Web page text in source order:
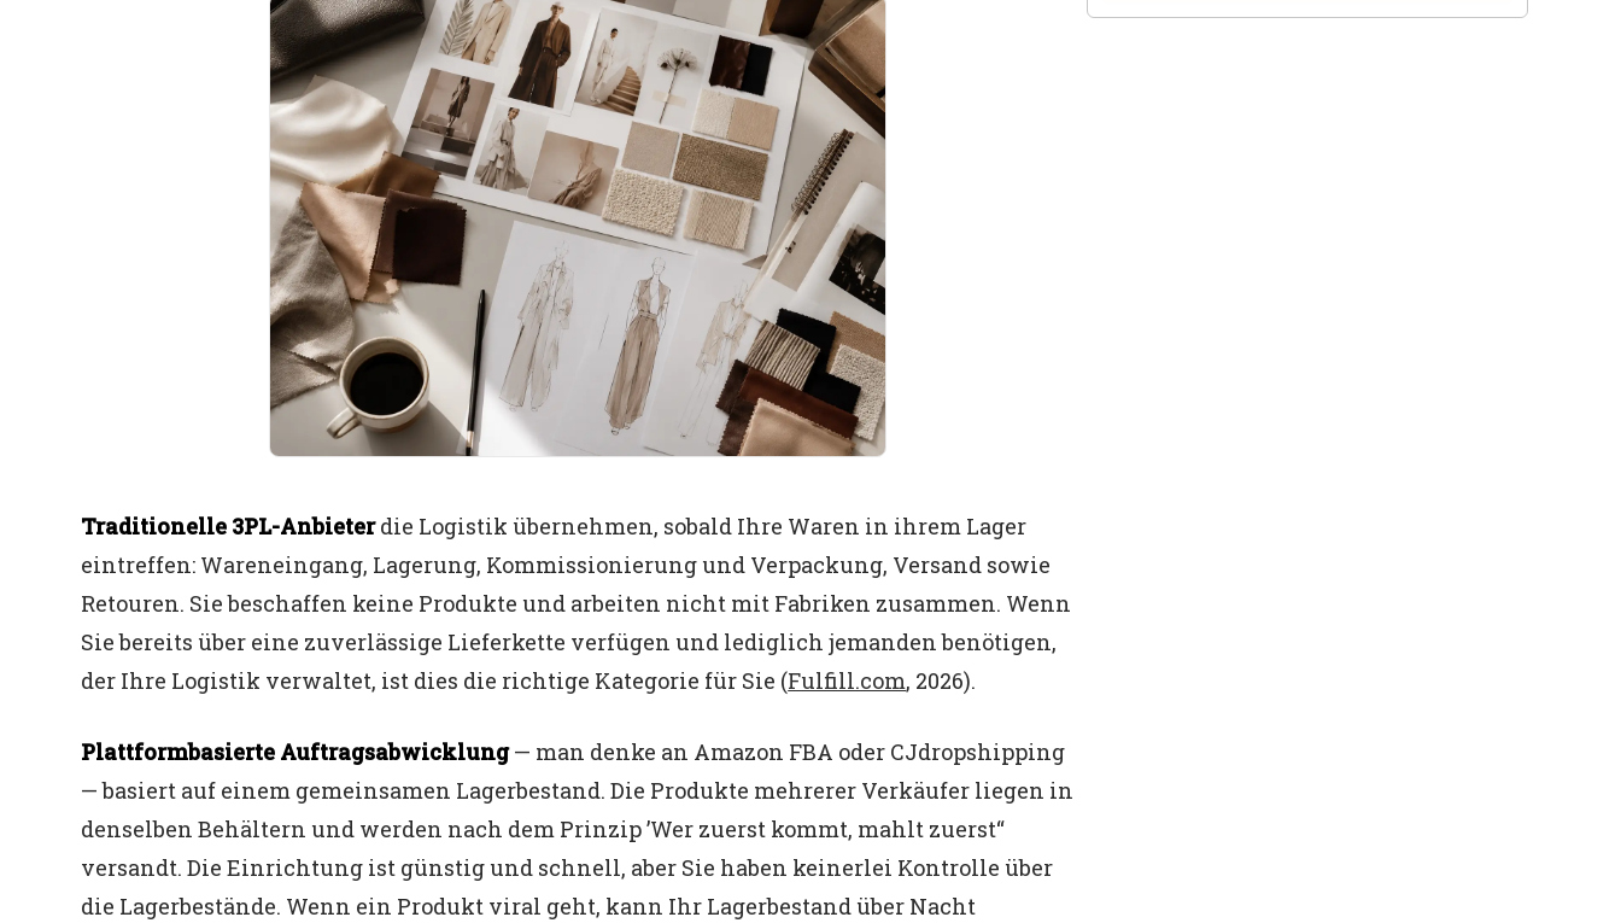
Traditionelle 3PL-Anbieterdie Logistik übernehmen, sobald Ihre Waren in ihrem Lager
eintreffen: Wareneingang, Lagerung, Kommissionierung und Verpackung, Versand sowie
Retouren. Sie beschaffen keine Produkte und arbeiten nicht mit Fabriken zusammen. Wenn
Sie bereits über eine zuverlässige Lieferkette verfügen und lediglich jemanden benötigen,
der Ihre Logistik verwaltet, ist dies die richtige Kategorie für Sie (Fulfill.com, 2026).
Plattformbasierte Auftragsabwicklung— man denke an Amazon FBA oder CJdropshipping
— basiert auf einem gemeinsamen Lagerbestand. Die Produkte mehrerer Verkäufer liegen in
denselben Behältern und werden nach dem Prinzip ’Wer zuerst kommt, mahlt zuerst“
versandt. Die Einrichtung ist günstig und schnell, aber Sie haben keinerlei Kontrolle über
die Lagerbestände. Wenn ein Produkt viral geht, kann Ihr Lagerbestand über Nacht